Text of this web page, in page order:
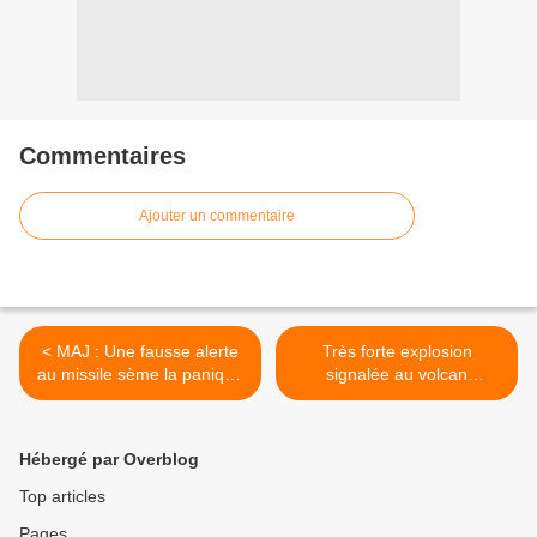
Commentaires
Ajouter un commentaire
< MAJ : Une fausse alerte
au missile sème la panique
à Hawaï + La cause de la
Hawaï annoncée
Très forte explosion
signalée au volcan
Stromboli en Italie
Hébergé par Overblog
Top articles